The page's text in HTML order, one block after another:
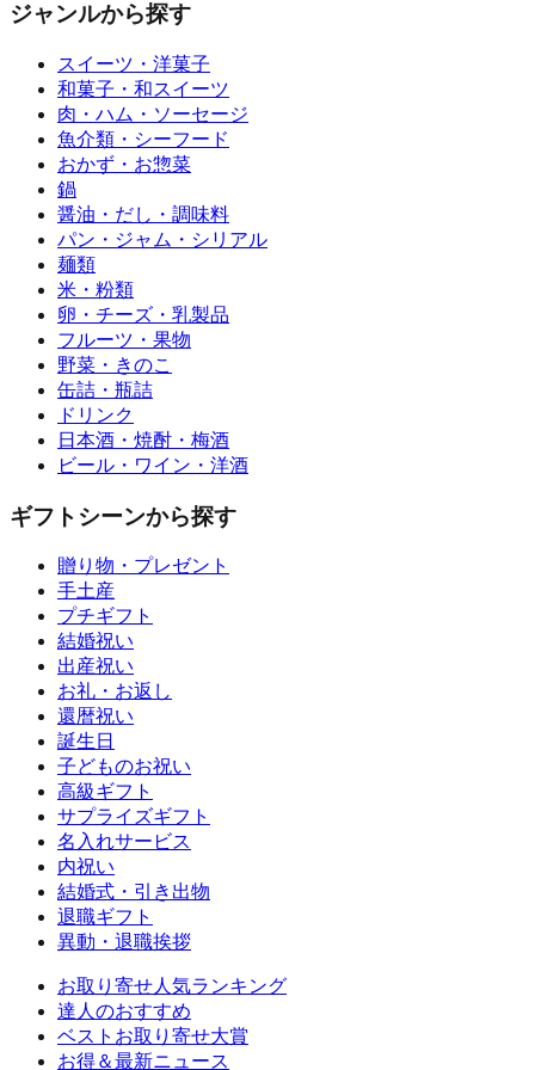
ジャンルから探す
スイーツ・洋菓子
和菓子・和スイーツ
肉・ハム・ソーセージ
魚介類・シーフード
おかず・お惣菜
鍋
醤油・だし・調味料
パン・ジャム・シリアル
麺類
米・粉類
卵・チーズ・乳製品
フルーツ・果物
野菜・きのこ
缶詰・瓶詰
ドリンク
日本酒・焼酎・梅酒
ビール・ワイン・洋酒
ギフトシーンから探す
贈り物・プレゼント
手土産
プチギフト
結婚祝い
出産祝い
お礼・お返し
還暦祝い
誕生日
子どものお祝い
高級ギフト
サプライズギフト
名入れサービス
内祝い
結婚式・引き出物
退職ギフト
異動・退職挨拶
お取り寄せ人気ランキング
達人のおすすめ
ベストお取り寄せ大賞
お得＆最新ニュース